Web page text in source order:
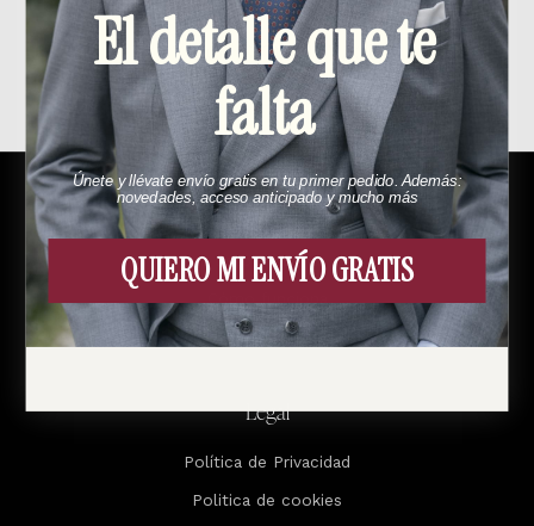
Productos relacionados
Menú
Esto es Bund
Cómo funciona
Contacto
Legal
Política de Privacidad
Politica de cookies
El detalle que te
falta
Únete y llévate envío gratis en tu primer pedido. Además:
novedades, acceso anticipado y mucho más
QUIERO MI ENVÍO GRATIS